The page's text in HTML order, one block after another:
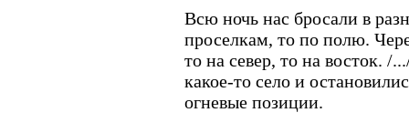
Всю ночь нас бросали в
проселкам, то по полю.
то на север, то на восток. /
какое-то село и
огневые позиции.